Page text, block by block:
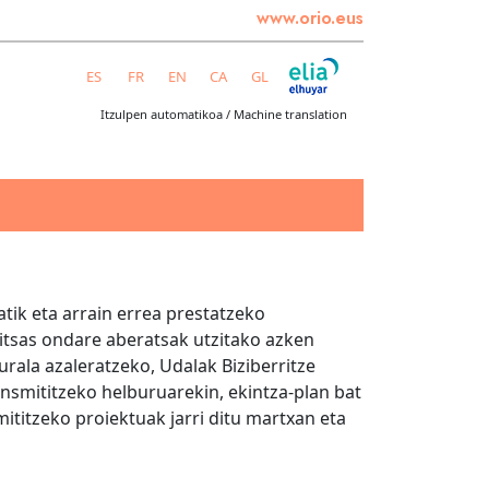
www.orio.eus
ES FR EN CA GL
Itzulpen automatikoa / Machine translation
eta arrain errea prestatzeko
ondare aberatsak utzitako azken
azaleratzeko, Udalak Biziberritze
helburuarekin, ekintza-plan bat
proiektuak jarri ditu martxan eta